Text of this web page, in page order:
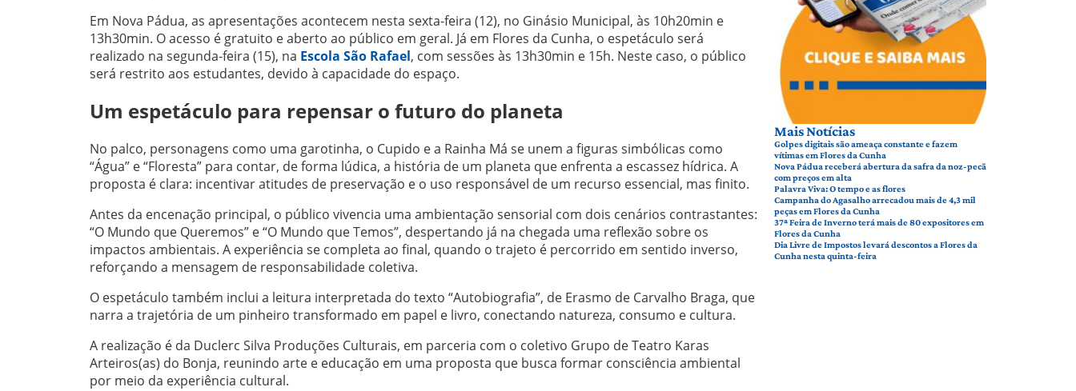
Em Nova Pádua, as apresentações acontecem nesta sexta-feira (12), no Ginásio Municipal, às 10h20min e
13h30min. O acesso é gratuito e aberto ao público em geral. Já em Flores da Cunha, o espetáculo será
realizado na segunda-feira (15), na Escola São Rafael, com sessões às 13h30min e 15h. Neste caso, o público
será restrito aos estudantes, devido à capacidade do espaço.
Um espetáculo para repensar o futuro do planeta
No palco, personagens como uma garotinha, o Cupido e a Rainha Má se unem a figuras simbólicas como
“Água” e “Floresta” para contar, de forma lúdica, a história de um planeta que enfrenta a escassez hídrica. A
proposta é clara: incentivar atitudes de preservação e o uso responsável de um recurso essencial, mas finito.
Antes da encenação principal, o público vivencia uma ambientação sensorial com dois cenários contrastantes:
“O Mundo que Queremos” e “O Mundo que Temos”, despertando já na chegada uma reflexão sobre os
impactos ambientais. A experiência se completa ao final, quando o trajeto é percorrido em sentido inverso,
reforçando a mensagem de responsabilidade coletiva.
O espetáculo também inclui a leitura interpretada do texto “Autobiografia”, de Erasmo de Carvalho Braga, que
narra a trajetória de um pinheiro transformado em papel e livro, conectando natureza, consumo e cultura.
A realização é da Duclerc Silva Produções Culturais, em parceria com o coletivo Grupo de Teatro Karas
Arteiros(as) do Bonja, reunindo arte e educação em uma proposta que busca formar consciência ambiental
por meio da experiência cultural.
Mais Notícias
Golpes digitais são ameaça constante e fazem
vítimas em Flores da Cunha
Nova Pádua receberá abertura da safra da noz-pecã
com preços em alta
Palavra Viva: O tempo e as flores
Campanha do Agasalho arrecadou mais de 4,3 mil
peças em Flores da Cunha
37ª Feira de Inverno terá mais de 80 expositores em
Flores da Cunha
Dia Livre de Impostos levará descontos a Flores da
Cunha nesta quinta-feira